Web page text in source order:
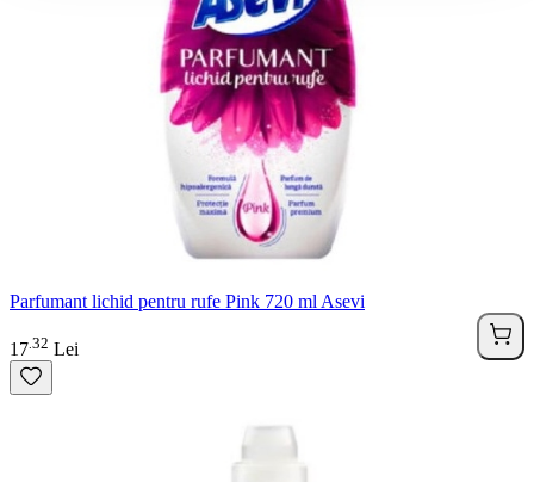
Parfumant lichid pentru rufe Pink 720 ml Asevi
17 32 Lei